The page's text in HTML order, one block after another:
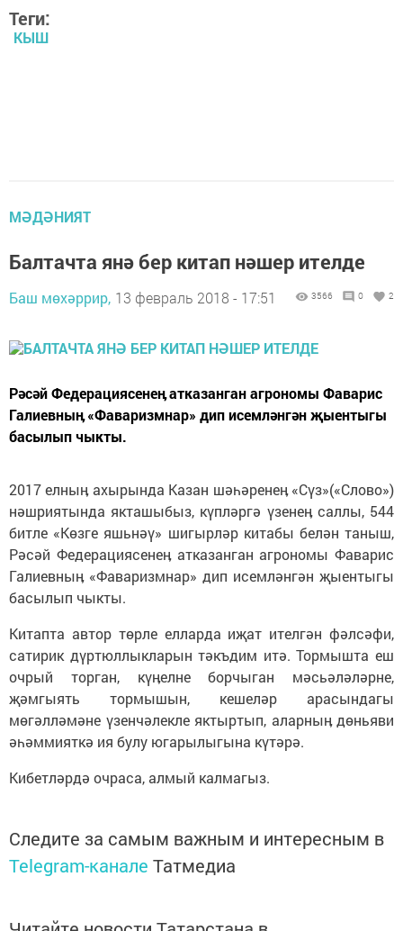
Теги:
КЫШ
МӘДӘНИЯТ
Балтачта янә бер китап нәшер ителде
Баш мөхәррир, 13 февраль 2018 - 17:51 3566 0 2
Рәсәй Федерациясенеӊ атказанган агрономы Фаварис
Галиевныӊ «Фаваризмнар» дип исемләнгән җыентыгы
басылып чыкты.
2017 елныӊ ахырында Казан шәһәренеӊ «Сүз»(«Слово»)
нәшриятында якташыбыз, күпләргә үзенеӊ саллы, 544
битле «Көзге яшьнәү» шигырләр китабы белән таныш,
Рәсәй Федерациясенеӊ атказанган агрономы Фаварис
Галиевныӊ «Фаваризмнар» дип исемләнгән җыентыгы
басылып чыкты.
Китапта автор төрле елларда иҗат ителгән фәлсәфи,
сатирик дүртюллыкларын тәкъдим итә. Тормышта еш
очрый торган, күӊелне борчыган мәсьәләләрне,
җәмгыять тормышын, кешеләр арасындагы
мөгәлләмәне үзенчәлекле яктыртып, аларныӊ дөньяви
әһәммияткә ия булу югарылыгына күтәрә.
Кибетләрдә очраса, алмый калмагыз.
Следите за самым важным и интересным в
Telegram-канале Татмедиа